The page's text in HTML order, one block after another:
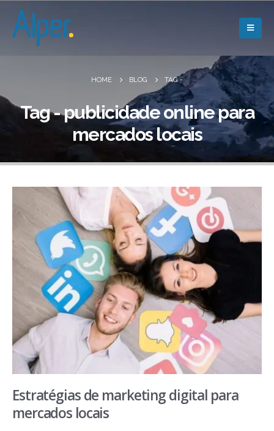
HOME BLOG TAG -
Tag - publicidade online para
mercados locais
Estratégias de marketing digital para
mercados locais